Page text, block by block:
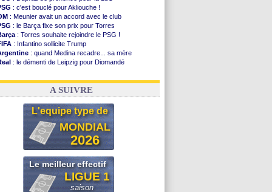
: c'est bouclé pour Akliouche !
: Meunier avait un accord avec le club
: le Barça fixe son prix pour Torres
: Torres souhaite rejoindre le PSG !
: Infantino sollicite Trump
: quand Medina recadre... sa mère
: le démenti de Leipzig pour Diomandé
: le conseiller d'Infantino démissionne !
A SUIVRE
L'equipe type de
MONDIAL
2026
Le meilleur effectif
LIGUE 1
saison